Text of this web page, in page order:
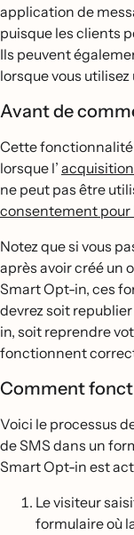
application de
puisque les clients
Ils peuvent
lorsque vous
Avant de
Cette fonctionnalité
lorsque l’
ne peut pas être
consentement pour
Notez que si vous
après avoir créé un
Smart Opt-in, ces
devrez soit
in, soit reprendre
fonctionnent
Comment
Voici le processus
de SMS dans un
Smart Opt-in est
Le visiteur
formulaire où